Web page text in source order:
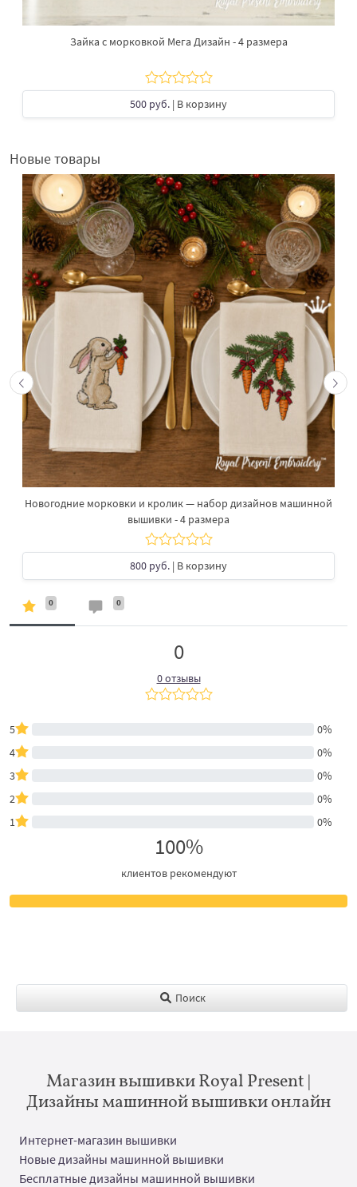
Зайка с морковкой Мега Дизайн - 4 размера
500 руб. | В корзину
Новые товары
Новогодние морковки и кролик — набор дизайнов машинной
вышивки - 4 размера
800 руб. | В корзину
0 0
0
0 отзывы
5
0%
4
0%
3
0%
2
0%
1
0%
100%
клиентов рекомендуют
Поиск
Магазин вышивки Royal Present |
Дизайны машинной вышивки онлайн
Интернет-магазин вышивки
Новые дизайны машинной вышивки
Бесплатные дизайны машинной вышивки